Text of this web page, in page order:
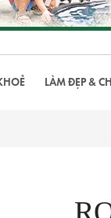
LÀM ĐẸP &